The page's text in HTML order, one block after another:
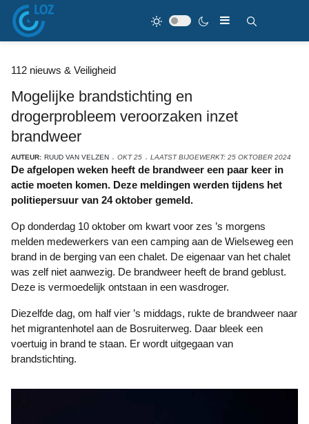
112 nieuws & Veiligheid
Mogelijke brandstichting en
drogerprobleem veroorzaken inzet
brandweer
AUTEUR: RUUD VAN VELZEN OKT 25 LAATST BIJGEWERKT: 25 OKTOBER 2024
De afgelopen weken heeft de brandweer een paar keer in
actie moeten komen. Deze meldingen werden tijdens het
politiepersuur van 24 oktober gemeld.
Op donderdag 10 oktober om kwart voor zes ’s morgens
melden medewerkers van een camping aan de Wielseweg een
brand in de berging van een chalet. De eigenaar van het chalet
was zelf niet aanwezig. De brandweer heeft de brand geblust.
Deze is vermoedelijk ontstaan in een wasdroger.
Diezelfde dag, om half vier ’s middags, rukte de brandweer naar
het migrantenhotel aan de Bosruiterweg. Daar bleek een
voertuig in brand te staan. Er wordt uitgegaan van
brandstichting.